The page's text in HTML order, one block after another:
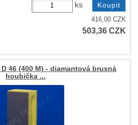
ks
416,00CZK
503,36CZK
46 (400 M) - diamantová brusná
houbička ...